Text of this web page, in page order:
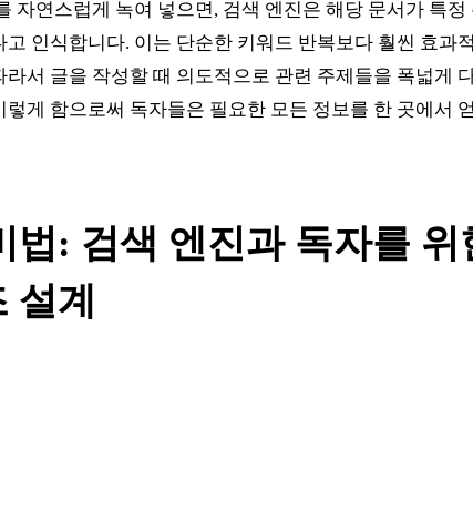
자연스럽게 녹여 넣으면, 검색 엔진은 해당 문서가 특정
고 인식합니다. 이는 단순한 키워드 반복보다 훨씬 효과
라서 글을 작성할 때 의도적으로 관련 주제들을 폭넓게
렇게 함으로써 독자들은 필요한 모든 정보를 한 곳에서
법: 검색 엔진과 독자를 위
설계